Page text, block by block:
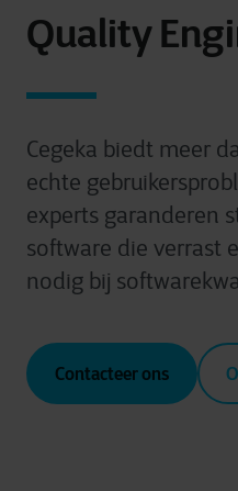
Quality
Cegeka biedt meer
echte
experts garanderen
software die verrast
nodig bij
Contacteer ons